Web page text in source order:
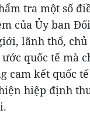
tra một số
của Ủy ban
lãnh thổ, chủ
quốc tế mà
cam kết quốc
hiệp định